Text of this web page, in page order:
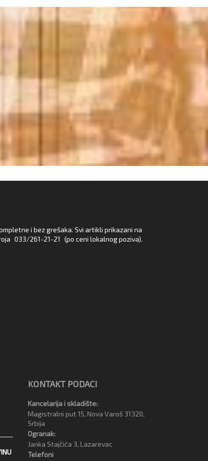
i bez grešaka. Svi artikli prikazani na
033/261-21-21 (po ceni lokalnog poziva).
KONTAKT PODACI
Kancelarija i skladište:
Magistralni put 15, Nova Varoš 31320,
Srbija
Ogranak:
Janka Stajčića 3, Lazarevac
Telefoni